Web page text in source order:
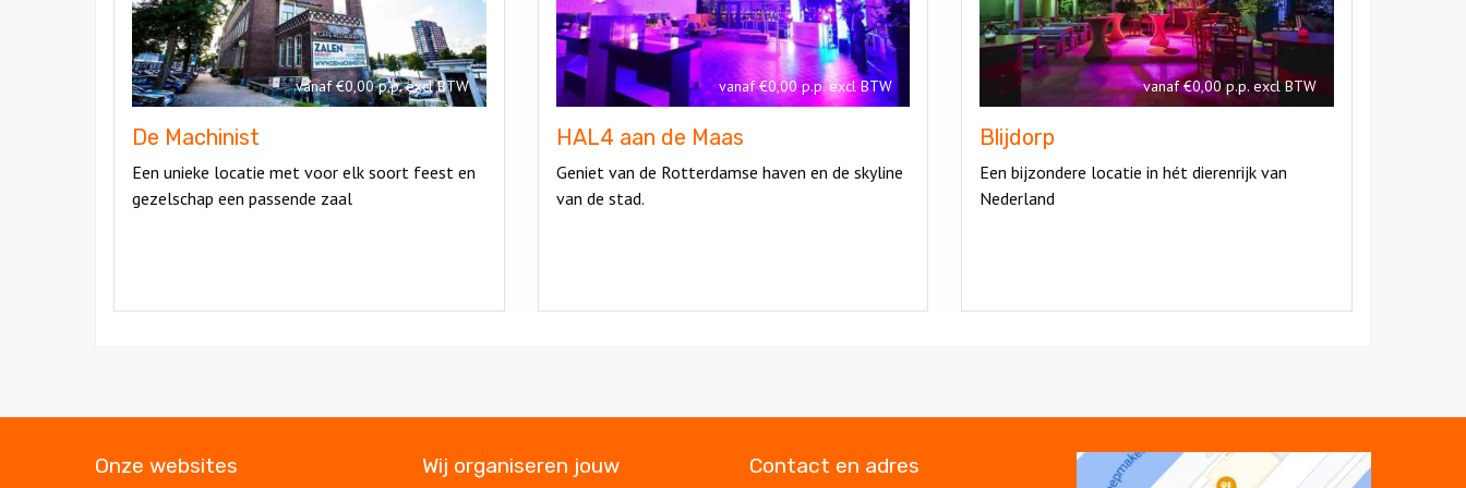
vanaf €0,00 p.p. excl BTW
De Machinist
Een unieke locatie met voor elk soort feest en
gezelschap een passende zaal
Maas
vanaf €0,00 p.p. excl BTW
HAL4 aan de Maas
Geniet van de Rotterdamse haven en de skyline
van de stad.
vanaf €0,00 p.p. excl BTW
Blijdorp
Een bijzondere locatie in hét dierenrijk van
Nederland
Onze websites Wij organiseren jouw Contact en adres
Open